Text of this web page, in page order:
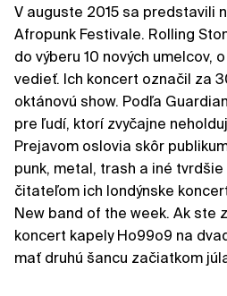
V auguste 2015 sa predstavili
Afropunk Festivale. Rolling
do výberu 10 nových umelcov,
vedieť. Ich koncert označil za
oktánovú show. Podľa
pre ľudí, ktorí zvyčajne
Prejavom oslovia skôr
punk, metal, trash a iné tvrdšie
čitateľom ich londýnske
New band of the week. Ak ste
koncert kapely Ho99o9 na
mať druhú šancu začiatkom